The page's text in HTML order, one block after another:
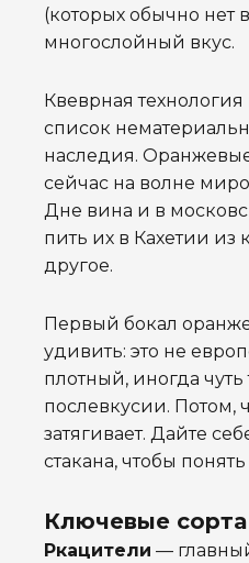
(которых обычно нет
многослойный вкус.
Квеврная
список
наследия.
сейчас на волне
Дне вина и в
пить их в Кахетии из
другое.
Первый бокал
удивить: это не
плотный, иногда
послевкусии. Потом,
затягивает. Дайте
стакана, чтобы понять
Ключевые сорта
Ркацители —